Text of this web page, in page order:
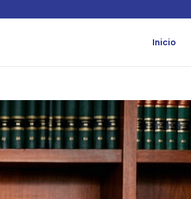
Inicio